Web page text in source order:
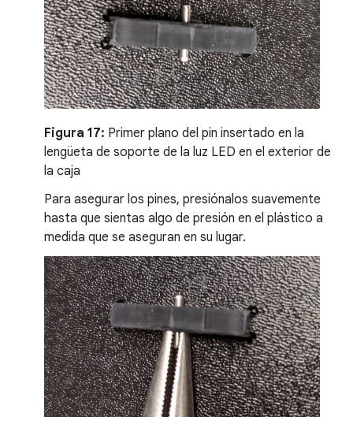
Figura 17: Primer plano del pin insertado en la
lengüeta de soporte de la luz LED en el exterior de
la caja
Para asegurar los pines, presiónalos suavemente
hasta que sientas algo de presión en el plástico a
medida que se aseguran en su lugar.